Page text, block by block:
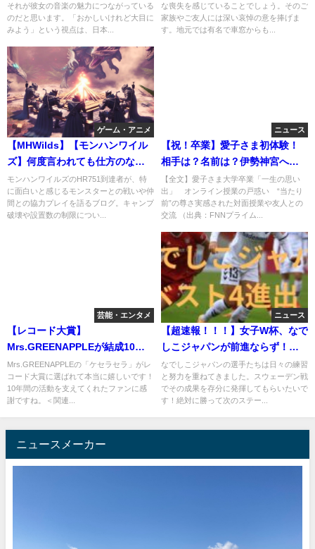
レグラフ」が発表
それが彼女の音楽の魅力につながっている
のだと思います。「おかしいけれど大目に
みよう」という視点は、日本...
に謝罪しろｗ
な喪失を感じていることでしょう。そのご
家族やご友人には深い哀悼の意を捧げま
す。地元では有名で車窓からも...
ゲーム・アニメ
【MHWilds】【モンハンワイル
ズ】何度言われても仕方のない
話だ
モンハンワイルズのHR751到達者が、特
に面白いと感じるモンスターとの戦いや仲
間との協力プレイを語るブログ。キャンプ
破壊や設置数の制限につい...
ニュース
【祝！卒業】愛子さま初体験！
相手は？名前は？伊勢神宮へ旅
行？
【全文】愛子さま大学卒業「一生の思い
出」 オンライン授業の戸惑い “当たり
前”の尊さ実感された対面授業や友人との
交流 （出典：FNNプライム...
芸能・エンタメ
【レコード大賞】
Mrs.GREENAPPLEが結成10周
年を迎える節目にして、感動の
レコード大賞受賞！
Mrs.GREENAPPLEの「ケセラセラ」がレ
コード大賞に選ばれて本当に嬉しいです！
10年間の活動を支えてくれたファンに感
謝ですね。＜関連...
ニュース
【超速報！！！】女子W杯、なで
しこジャパンが前進ならず！ス
ウェーデンがベスト4進出へ
なでしこジャパンの選手たちは日々の練習
と努力を重ねてきました。スウェーデン戦
でその成果を存分に発揮してもらいたいで
す！絶対に勝って次のステー...
ニュースメーカー